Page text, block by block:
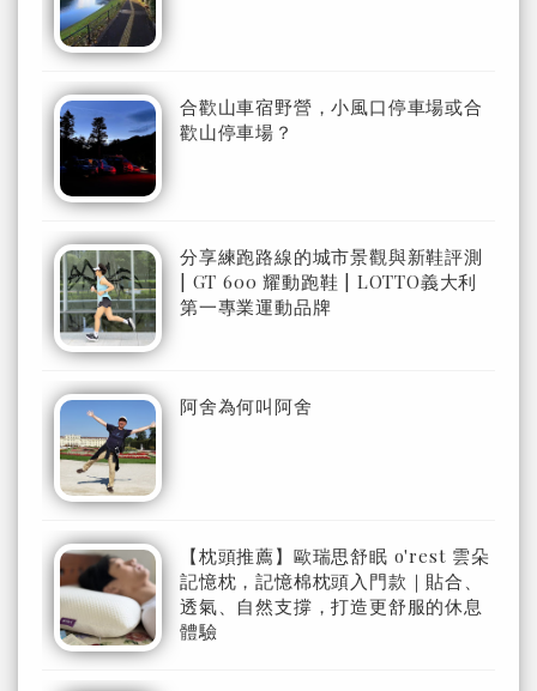
合歡山車宿野營，小風口停車場或合
歡山停車場？
分享練跑路線的城市景觀與新鞋評測
| GT 600 耀動跑鞋 | LOTTO義大利
第一專業運動品牌
阿舍為何叫阿舍
【枕頭推薦】歐瑞思舒眠 o'rest 雲朵
記憶枕，記憶棉枕頭入門款｜貼合、
透氣、自然支撐，打造更舒服的休息
體驗